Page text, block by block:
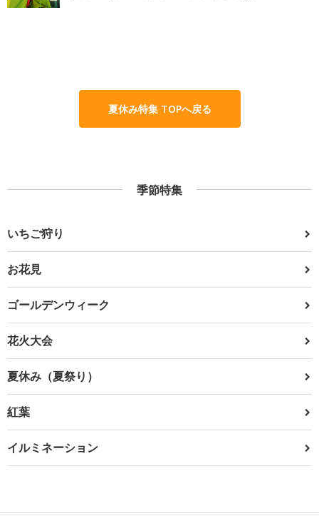
夏休み特集 TOPへ戻る
季節特集
いちご狩り
お花見
ゴールデンウィーク
花火大会
夏休み（夏祭り）
紅葉
イルミネーション